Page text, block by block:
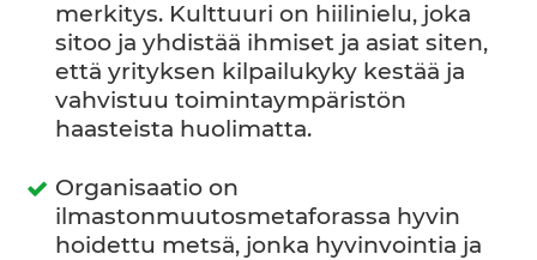
merkitys. Kulttuuri on hiilinielu, joka
sitoo ja yhdistää ihmiset ja asiat siten,
että yrityksen kilpailukyky kestää ja
vahvistuu toimintaympäristön
haasteista huolimatta.
Organisaatio on
ilmastonmuutosmetaforassa hyvin
hoidettu metsä, jonka hyvinvointia ja